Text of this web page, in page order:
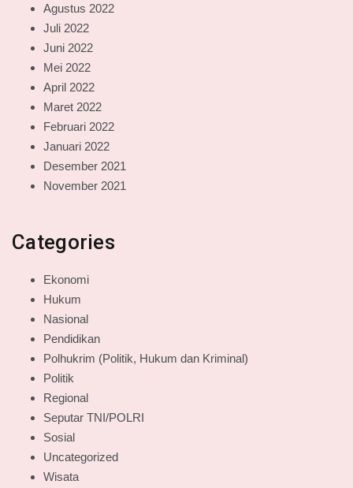
Agustus 2022
Juli 2022
Juni 2022
Mei 2022
April 2022
Maret 2022
Februari 2022
Januari 2022
Desember 2021
November 2021
Categories
Ekonomi
Hukum
Nasional
Pendidikan
Polhukrim (Politik, Hukum dan Kriminal)
Politik
Regional
Seputar TNI/POLRI
Sosial
Uncategorized
Wisata